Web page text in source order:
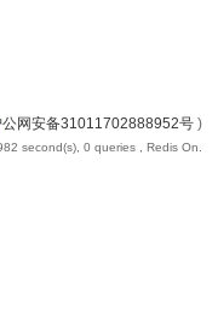
网安备31011702888952号)
second(s), 0 queries , Redis On.